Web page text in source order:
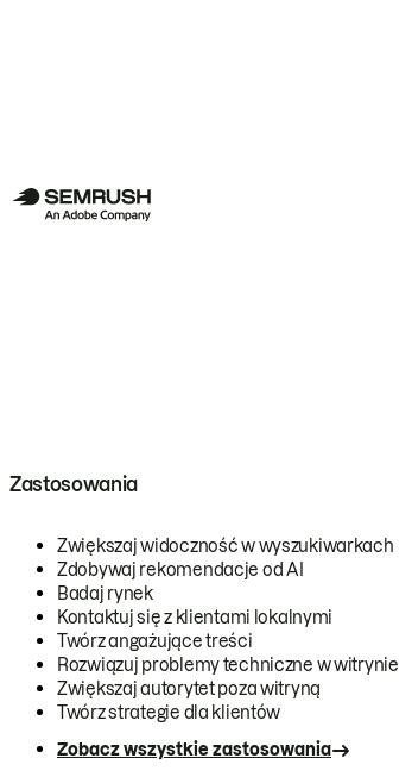
Zastosowania
Zwiększaj widoczność w wyszukiwarkach
Zdobywaj rekomendacje od AI
Badaj rynek
Kontaktuj się z klientami lokalnymi
Twórz angażujące treści
Rozwiązuj problemy techniczne w witrynie
Zwiększaj autorytet poza witryną
Twórz strategie dla klientów
Zobacz wszystkie zastosowania